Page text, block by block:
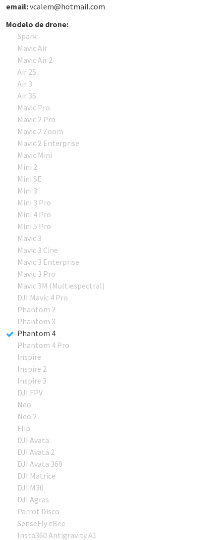
email:vcalem@hotmail.com
Modelo de drone:
Spark
Mavic Air
Mavic Air 2
Air 2S
Air 3
Air 3S
Mavic Pro
Mavic 2 Pro
Mavic 2 Zoom
Mavic 2 Enterprise
Mavic Mini
Mini 2
Mini SE
Mini 3
Mini 3 Pro
Mini 4 Pro
Mini 5 Pro
Mavic 3
Mavic 3 Cine
Mavic 3 Enterprise
Mavic 3 Pro
Mavic 3M (Multiespectral)
DJI Mavic 4 Pro
Phantom 2
Phantom 3
Phantom 4
Phantom 4 Pro
Inspire
Inspire 2
Inspire 3
DJI FPV
Neo
Neo 2
Flip
DJI Avata
DJI Avata 2
DJI Avata 360
DJI Matrice
DJI M30
DJI Agras
Parrot Disco
SenseFly eBee
Insta360 Antigravity A1